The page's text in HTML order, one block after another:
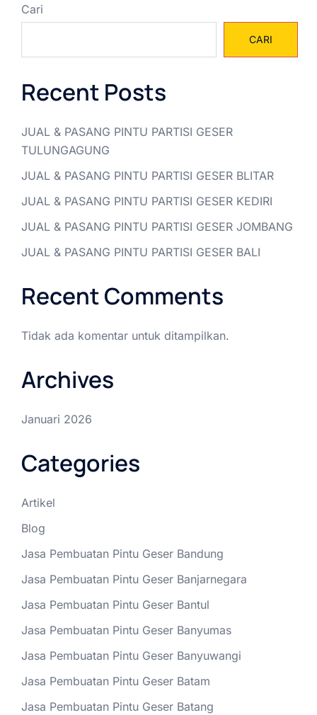
Cari
CARI
Recent Posts
JUAL & PASANG PINTU PARTISI GESER
TULUNGAGUNG
JUAL & PASANG PINTU PARTISI GESER BLITAR
JUAL & PASANG PINTU PARTISI GESER KEDIRI
JUAL & PASANG PINTU PARTISI GESER JOMBANG
JUAL & PASANG PINTU PARTISI GESER BALI
Recent Comments
Tidak ada komentar untuk ditampilkan.
Archives
Januari 2026
Categories
Artikel
Blog
Jasa Pembuatan Pintu Geser Bandung
Jasa Pembuatan Pintu Geser Banjarnegara
Jasa Pembuatan Pintu Geser Bantul
Jasa Pembuatan Pintu Geser Banyumas
Jasa Pembuatan Pintu Geser Banyuwangi
Jasa Pembuatan Pintu Geser Batam
Jasa Pembuatan Pintu Geser Batang